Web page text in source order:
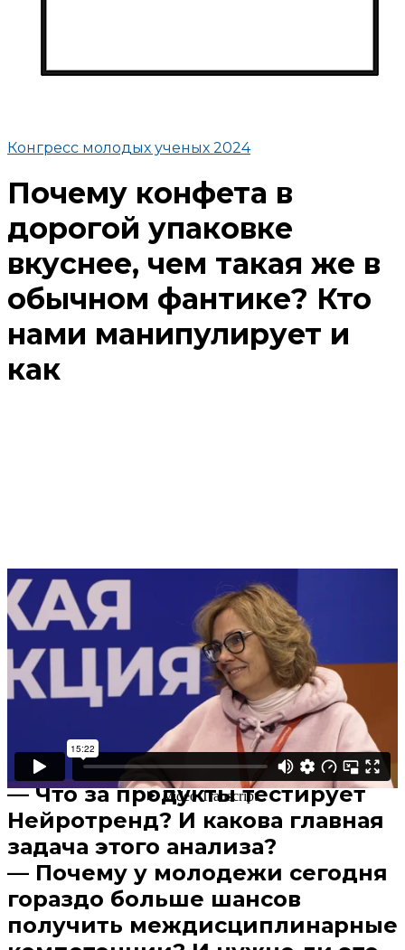
Конгресс молодых ученых 2024
Почему конфета в
дорогой упаковке
вкуснее, чем такая же в
обычном фантике? Кто
нами манипулирует и
как
Поделиться
В избранное
Смотреть позже
— Какие возможности есть у
современных ребят, чтобы
определиться с выбором
будущей профессии?
— Что за продукты тестирует
Нейротренд? И какова главная
задача этого анализа?
— Почему у молодежи сегодня
гораздо больше шансов
получить междисциплинарные